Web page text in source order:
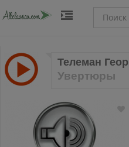
Телеман
Увертюры